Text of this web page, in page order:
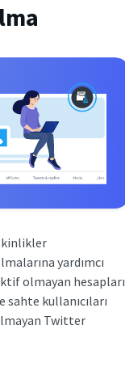
yardımcı
olmayan hesapları
kullanıcıları
Twitter